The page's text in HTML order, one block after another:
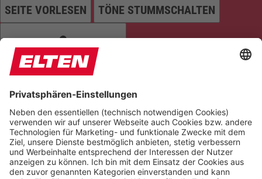
SEITE VORLESEN TÖNE STUMMSCHALTEN
ANIMATIONEN STOPPEN
Einstellungen zurücksetzen